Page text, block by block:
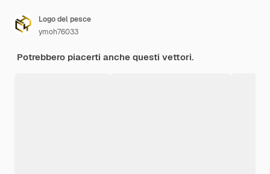
Logo del pesce
ymoh76033
Potrebbero piacerti anche questi vettori.